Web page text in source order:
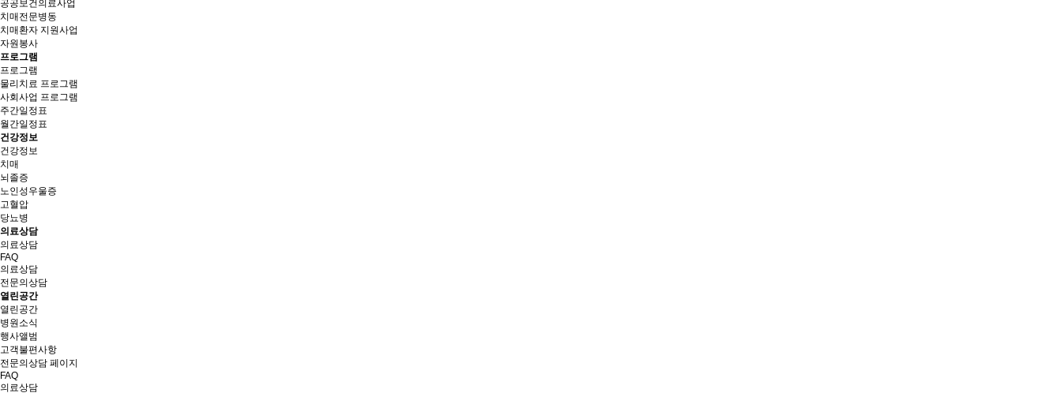
공공보건의료사업
치매전문병동
치매환자 지원사업
자원봉사
프로그램
프로그램
물리치료 프로그램
사회사업 프로그램
주간일정표
월간일정표
건강정보
건강정보
치매
뇌졸증
노인성우울증
고혈압
당뇨병
의료상담
의료상담
FAQ
의료상담
전문의상담
열린공간
열린공간
병원소식
행사앨범
고객불편사항
전문의 상담 페 이 지
FAQ
의료상담